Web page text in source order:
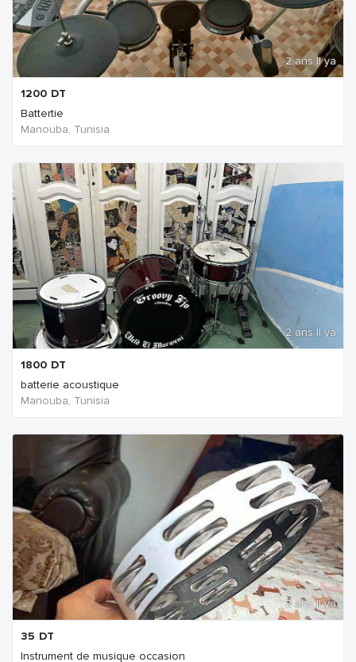
2 ans Il ya
1200 DT
Battertie
Manouba, Tunisia
2 ans Il ya
1800 DT
batterie acoustique
Manouba, Tunisia
2 ans Il ya
35 DT
Instrument de musique occasion